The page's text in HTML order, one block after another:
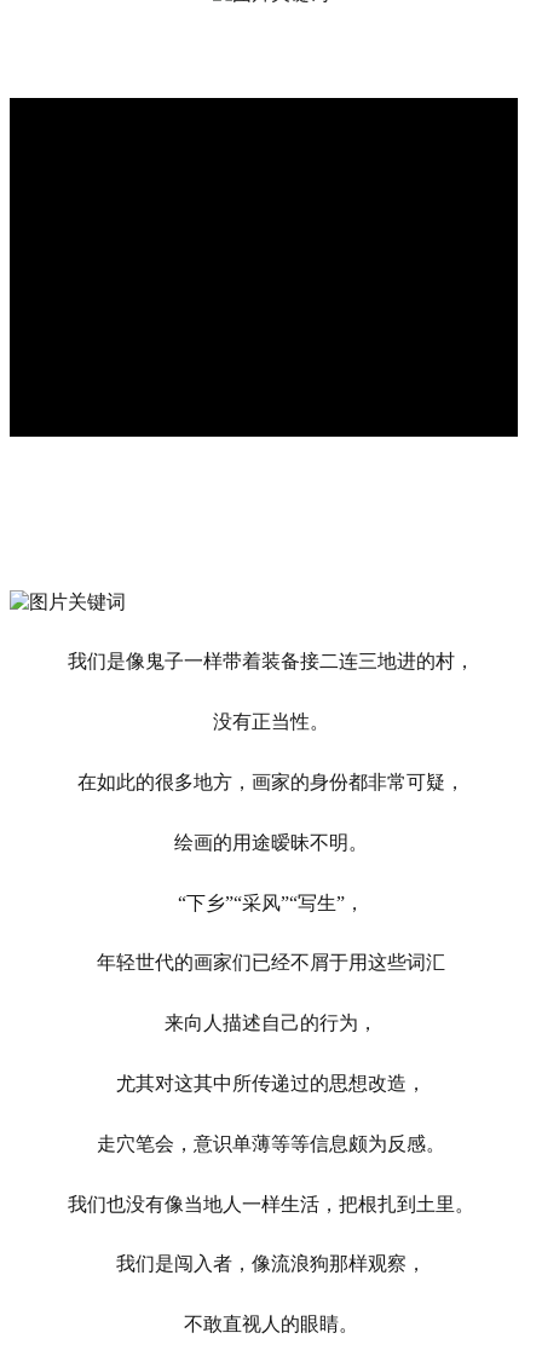
我们是像鬼子一样带着装备接二连三地进的村，
没有正当性。
在如此的很多地方，画家的身份都非常可疑，
绘画的用途暧昧不明。
“下乡”“采风”“写生”，
年轻世代的画家们已经不屑于用这些词汇
来向人描述自己的行为，
尤其对这其中所传递过的思想改造，
走穴笔会，意识单薄等等信息颇为反感。
我们也没有像当地人一样生活，把根扎到土里。
我们是闯入者，像流浪狗那样观察，
不敢直视人的眼睛。